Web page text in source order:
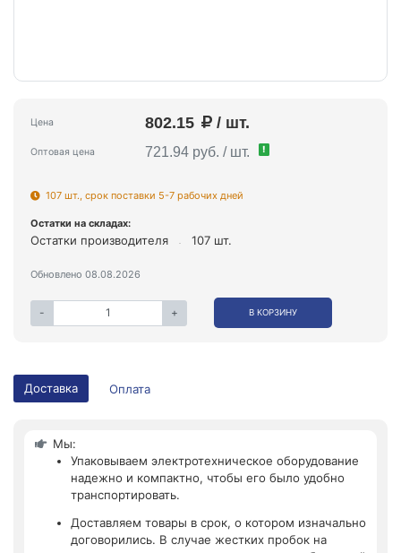
Цена 802.15 / шт.
Оптовая цена 721.94 руб. / шт. !
107 шт., срок поставки 5-7 рабочих дней
Остатки на складах:
Остатки производителя 107 шт.
Обновлено 08.08.2026
- + В КОРЗИНУ
Доставка Оплата
Мы:
Упаковываем электротехническое оборудование
надежно и компактно, чтобы его было удобно
транспортировать.
Доставляем товары в срок, о котором изначально
договорились. В случае жестких пробок на